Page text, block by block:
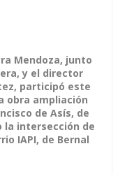
Mendoza, junto
y el director
participó este
obra ampliación
de Asís, de
la intersección de
IAPI, de Bernal